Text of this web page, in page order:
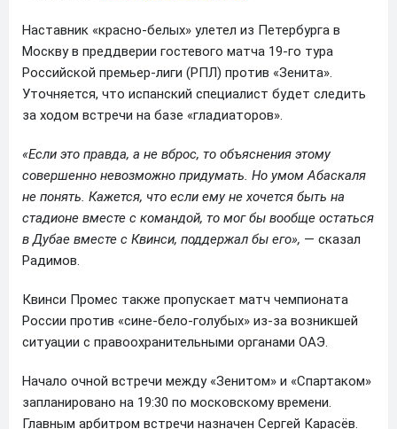
Наставник «красно-белых» улетел из Петербурга в
Москву в преддверии гостевого матча 19-го тура
Российской премьер-лиги (РПЛ) против «Зенита».
Уточняется, что испанский специалист будет следить
за ходом встречи на базе «гладиаторов».
«Если это правда, а не вброс, то объяснения этому
совершенно невозможно придумать. Но умом Абаскаля
не понять. Кажется, что если ему не хочется быть на
стадионе вместе с командой, то мог бы вообще остаться
в Дубае вместе с Квинси, поддержал бы его», — сказал
Радимов.
Квинси Промес также пропускает матч чемпионата
России против «сине-бело-голубых» из-за возникшей
ситуации с правоохранительными органами ОАЭ.
Начало очной встречи между «Зенитом» и «Спартаком»
запланировано на 19:30 по московскому времени.
Главным арбитром встречи назначен Сергей Карасёв.